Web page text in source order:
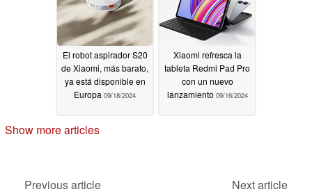
09/18/2024
El robot aspirador S20
de Xiaomi, más barato,
ya está disponible en
Europa 09/18/2024
Xiaomi refresca la
tableta Redmi Pad Pro
con un nuevo
lanzamiento 09/16/2024
Show more articles
Previous article
Next article